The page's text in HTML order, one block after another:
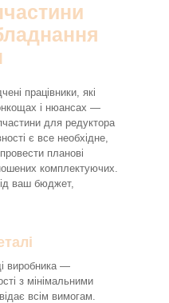
працівники, які
і нюансах —
для редуктора
є все необхідне,
планові
комплектуючих.
ваш бюджет,
виробника —
з мінімальними
всім вимогам.